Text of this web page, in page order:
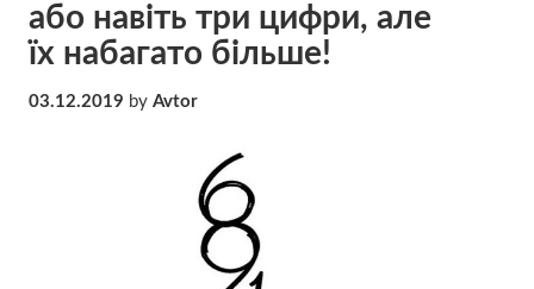
або навіть три цифри, але
їх набагато більше!
03.12.2019 by Avtor